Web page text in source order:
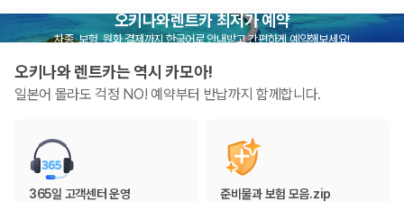
오키나와렌트카 최저가 예약
차종, 보험, 원화 결제까지 한국어로 안내받고 간편하게 예약해보세요!
오키나와 렌트카는 역시 카모아!
일본어 몰라도 걱정 NO! 예약부터 반납까지 함께합니다.
365일 고객센터 운영 준비물과 보험 모음.zip